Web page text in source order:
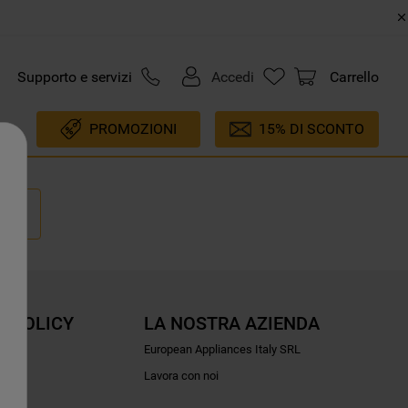
Supporto e servizi Accedi Carrello
PROMOZIONI 15% DI SCONTO
POLICY LA NOSTRA AZIENDA
European Appliances Italy SRL
Lavora con noi